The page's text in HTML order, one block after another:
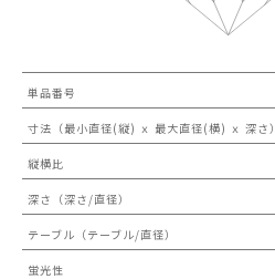
単品番号
寸法（最小直径(縦) ｘ 最大直径(横) ｘ 深さ）
縦横比
深さ（深さ/直径）
テーブル（テーブル/直径）
蛍光性